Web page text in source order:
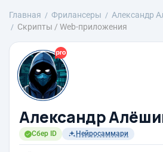
Главная Фрилансеры Александр
Скрипты / Web-приложения
Александр
Сбер ID Нейросаммари